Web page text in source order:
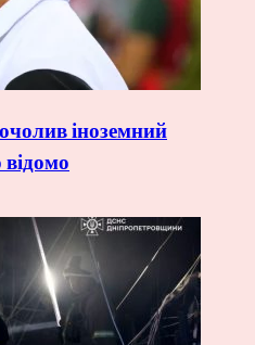
іноземний